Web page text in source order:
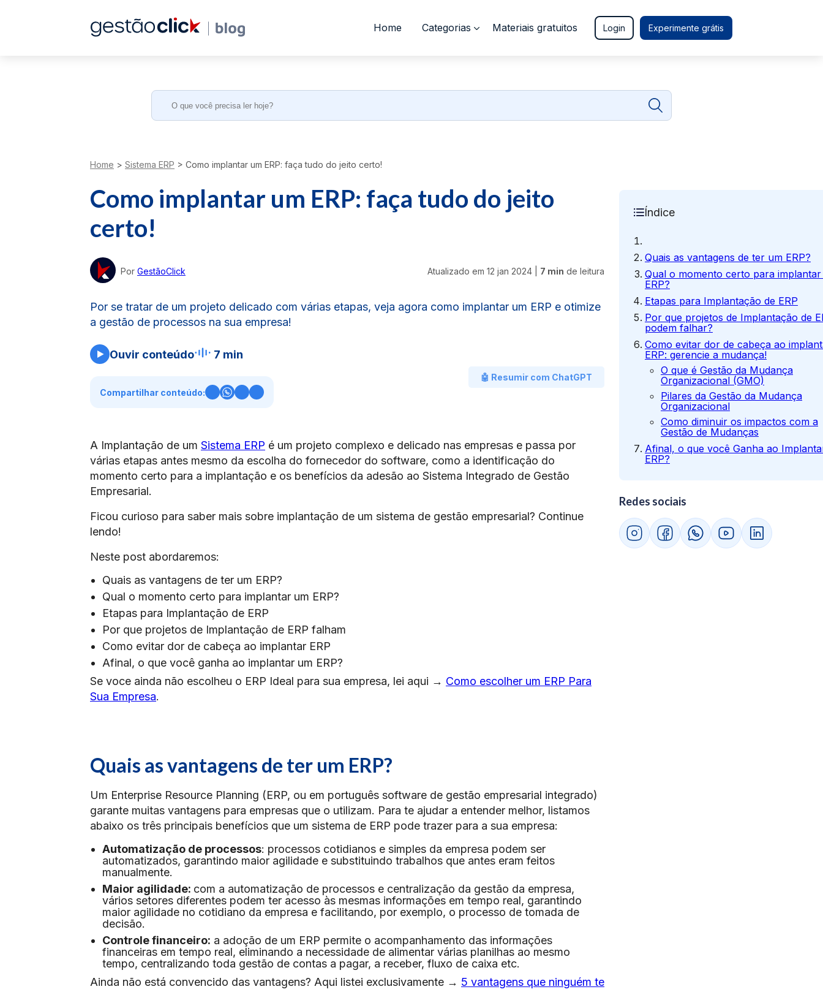
Home Categorias Materiais gratuitos Login Experimente grátis
Search
Home > Sistema ERP > Como implantar um ERP: faça tudo do jeito certo!
Como implantar um ERP: faça tudo do jeito
certo!
Por GestãoClick Atualizado em 12 jan 2024 7 min de leitura
Por se tratar de um projeto delicado com várias etapas, veja agora como implantar um ERP e otimize
a gestão de processos na sua empresa!
Ouvir conteúdo 7 min
🤖 Resumir com ChatGPT
Compartilhar conteúdo:
A Implantação de um Sistema ERP é um projeto complexo e delicado nas empresas e passa por
várias etapas antes mesmo da escolha do fornecedor do software, como a identificação do
momento certo para a implantação e os benefícios da adesão ao Sistema Integrado de Gestão
Empresarial.
Ficou curioso para saber mais sobre implantação de um sistema de gestão empresarial? Continue
lendo!
Neste post abordaremos:
Quais as vantagens de ter um ERP?
Qual o momento certo para implantar um ERP?
Etapas para Implantação de ERP
Por que projetos de Implantação de ERP falham
Como evitar dor de cabeça ao implantar ERP
Afinal, o que você ganha ao implantar um ERP?
Se voce ainda não escolheu o ERP Ideal para sua empresa, lei aqui → Como escolher um ERP Para
Sua Empresa.
Quais as vantagens de ter um ERP?
Um Enterprise Resource Planning (ERP, ou em português software de gestão empresarial integrado)
garante muitas vantagens para empresas que o utilizam. Para te ajudar a entender melhor, listamos
abaixo os três principais benefícios que um sistema de ERP pode trazer para a sua empresa:
Automatização de processos: processos cotidianos e simples da empresa podem ser
automatizados, garantindo maior agilidade e substituindo trabalhos que antes eram feitos
manualmente.
Maior agilidade: com a automatização de processos e centralização da gestão da empresa,
vários setores diferentes podem ter acesso às mesmas informações em tempo real, garantindo
maior agilidade no cotidiano da empresa e facilitando, por exemplo, o processo de tomada de
decisão.
Controle financeiro: a adoção de um ERP permite o acompanhamento das informações
financeiras em tempo real, eliminando a necessidade de alimentar várias planilhas ao mesmo
tempo, centralizando toda gestão de contas a pagar, a receber, fluxo de caixa etc.
Ainda não está convencido das vantagens? Aqui listei exclusivamente → 5 vantagens que ninguém te
Índice
Quais as vantagens de ter um ERP?
Qual o momento certo para
ERP?
Etapas para Implantação de ERP
Por que projetos de Implantação de
podem falhar?
Como evitar dor de cabeça ao
ERP: gerencie a mudança!
O que é Gestão da Mudança
Organizacional (GMO)
Pilares da Gestão da Mudança
Organizacional
Como diminuir os impactos com a
Gestão de Mudanças
Afinal, o que você Ganha ao
ERP?
Redes sociais